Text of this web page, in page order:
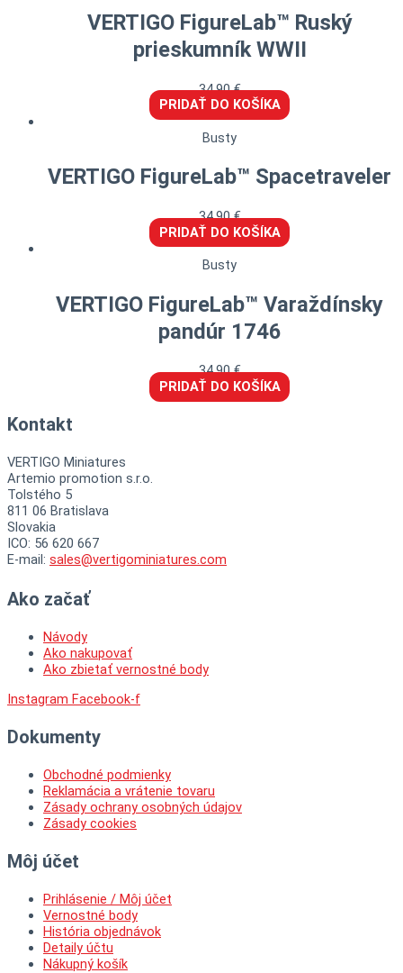
VERTIGO FigureLab™ Ruský
prieskumník WWII
34,90€
PRIDAŤ DO KOŠÍKA
Busty
VERTIGO FigureLab™ Spacetraveler
34,90€
PRIDAŤ DO KOŠÍKA
Busty
VERTIGO FigureLab™ Varaždínsky
pandúr 1746
34,90€
PRIDAŤ DO KOŠÍKA
Kontakt
VERTIGO Miniatures
Artemio promotion s.r.o.
Tolstého 5
811 06 Bratislava
Slovakia
ICO: 56 620 667
E-mail: sales@vertigominiatures.com
Ako začať
Návody
Ako nakupovať
Ako zbietať vernostné body
Instagram Facebook-f
Dokumenty
Obchodné podmienky
Reklamácia a vrátenie tovaru
Zásady ochrany osobných údajov
Zásady cookies
Môj účet
Prihlásenie / Môj účet
Vernostné body
História objednávok
Detaily účtu
Nákupný košík